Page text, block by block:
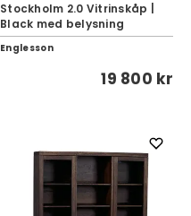
Stockholm 2.0 Vitrinskåp |
Black med belysning
Englesson
19 800 kr